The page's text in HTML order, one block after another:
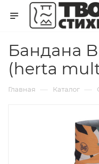
Бандана
(herta
Главная — Каталог —